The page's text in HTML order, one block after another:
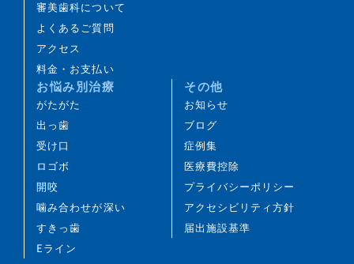
あります。
ごくまれに、歯が骨と癒着していて動かないことが
あります。
ごくまれに、歯の移動に伴って歯の神経に影響が及
び、失活することがあります。
治療途中に金属等のアレルギー症状が出ることがあ
治療中に、顎関節で音がする、あごが痛む、口が開
けにくいなどの顎関節症状が生じることがありま
す。
治療経過や歯の反応などにより、当初予定していた
治療計画を変更する可能性があります。
歯の形の修正や、咬み合わせの微調整を行う可能性
審美歯科について
よくあるご質問
アクセス
料金・お支払い
お悩み別治療
がたがた
出っ歯
受け口
ロゴボ
開咬
噛み合わせが深い
すきっ歯
Eライン
その他
お知らせ
ブログ
症例集
医療費控除
プライバシーポリシー
アクセシビリティ方針
届出施設基準